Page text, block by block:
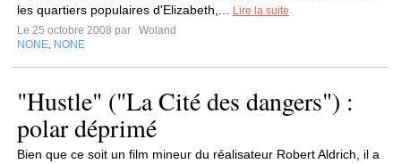
les quartiers populaires d'Elizabeth,...
Lire la suite
Le 25 octobre 2008 par
Woland
NONE NONE
"Hustle" ("La Cité des dangers") :
polar déprimé
Bien que ce soit un film mineur du réalisateur Robert Aldrich, il a